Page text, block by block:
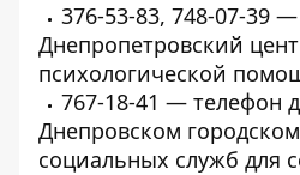
376-53-83, 748-07-39 —
Днепропетровский
психологической
767-18-41 — телефон
Днепровском
социальных служб для